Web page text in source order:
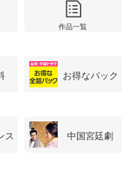
履歴を確認できます。履歴
す。
される作品の表示制限が可
年齢区分から選択できま
TVを視聴する際のデ
ができます。
作品一覧
お得なパック
ス 中国宮廷劇